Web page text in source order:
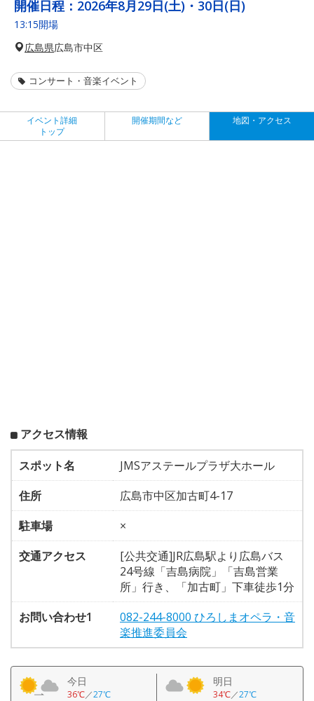
開催日程： 2026年8月29日(土)・30日(日)
13:15開場
広島県広島市中区
コンサート・音楽イベント
イベント詳細
トップ
開催期間など 地図・アクセス
アクセス情報
スポット名
JMSアステールプラザ大ホール
住所
広島市中区加古町4-17
駐車場
×
交通アクセス
[公共交通]JR広島駅より広島バス
24号線「吉島病院」「吉島営業
所」行き、「加古町」下車徒歩1分
お問い合わせ1
082-244-8000 ひろしまオペラ・音
楽推進委員会
今日
36℃／27℃
明日
34℃／27℃